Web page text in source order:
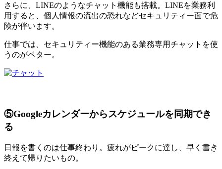
さらに、LINEのようなチャット機能も搭載。LINEを業務利
用すると、個人情報の流出の恐れなどセキュリティー面で危
険が伴います。
仕事では、セキュリティー機能のある業務専用チャットを使
うのがベター。
⑤Googleカレンダーからスケジュールを同期でき
る
日報を書くのは仕事終わり。疲れがピークに達し、早く書き
終えて帰りたいもの。